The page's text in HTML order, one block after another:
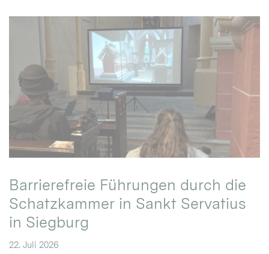
Barrierefreie Führungen durch die
Schatzkammer in Sankt Servatius
in Siegburg
22. Juli 2026